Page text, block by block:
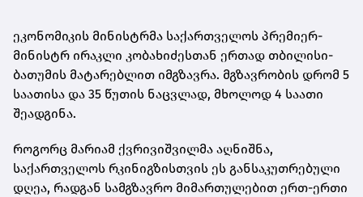
ეკონომიკის მინისტრმა საქართველოს პრემიერ-
მინისტრ ირაკლი კობახიძესთან ერთად თბილისი-
ბათუმის მატარებლით იმგზავრა. მგზავრობის დრომ 5
საათისა და 35 წუთის ნაცვლად, მხოლოდ 4 საათი
შეადგინა.
როგორც მარიამ ქვრივიშვილმა აღნიშნა,
საქართველოს რკინიგზისთვის ეს განსაკუთრებული
დღეა, რადგან სამგზავრო მიმართულებით ერთ-ერთი